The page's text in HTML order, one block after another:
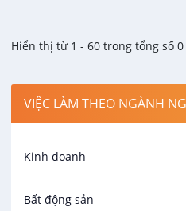
Hiển thị từ 1 - 60 trong tổng số
VIỆC LÀM THEO NGÀNH
Kinh doanh
Bất động sản